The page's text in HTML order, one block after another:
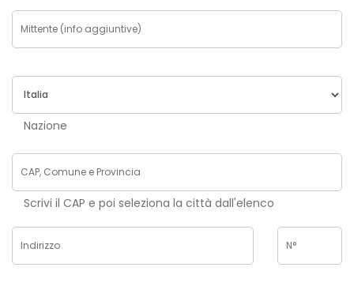
Nazione
Scrivi il CAP e poi seleziona la città dall'elenco